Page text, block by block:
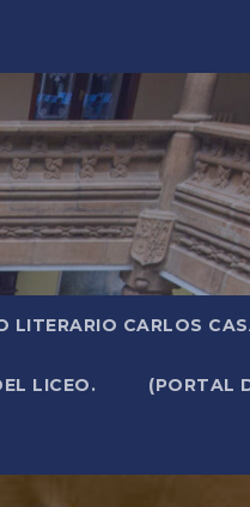
LITERARIO CARLOS
LICEO. (PORTAL